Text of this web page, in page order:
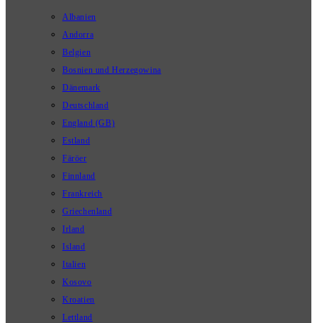
Albanien
Andorra
Belgien
Bosnien und Herzegowina
Dänemark
Deutschland
England (GB)
Estland
Färöer
Finnland
Frankreich
Griechenland
Irland
Island
Italien
Kosovo
Kroatien
Lettland